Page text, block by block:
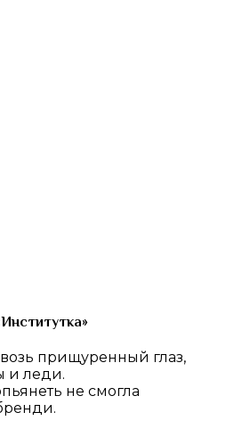
прищуренный глаз,
и леди.
не смогла